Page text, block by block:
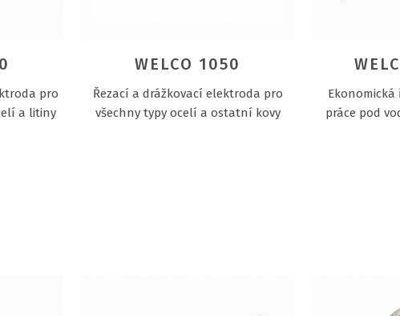
pro
a litiny
WELCO 1050
Řezací a drážkovací elektroda pro
všechny typy ocelí a ostatní kovy
práce pod